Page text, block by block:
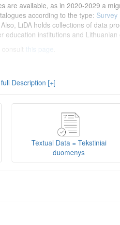
are available, as in 2020-2029 a
according to the type: Survey
LiDA holds collections of data
institutions and
this page
skaitmeninė empirinių HSM
Visi duomenų ir tyrimų ištekliai yra
ir archyvavimo (DAtA)
nes 2020-2029 m. vykdomas
Interviu duomenys
didelių nacionalinių projektų
duomenų rinkiniai (Kitų
naudotojo vadovu.
Description [+]
Textual Data = Tekstiniai
duomenys